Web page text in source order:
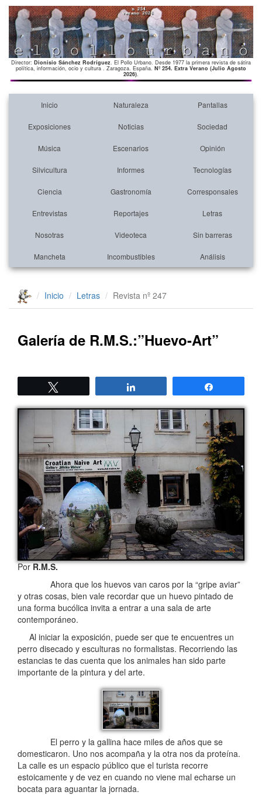
Director: Dionisio Sánchez Rodríguez. El Pollo Urbano. Desde 1977 la primera revista de sátira
política, información, ocio y cultura . Zaragoza. España. Nº 254. Extra Verano (Julio Agosto
2026).
Inicio Naturaleza Pantallas
Exposiciones Noticias Sociedad
Música Escenarios Opinión
Silvicultura Informes Tecnologías
Ciencia Gastronomía Corresponsales
Entrevistas Reportajes Letras
Nosotras Videoteca Sin barreras
Mancheta Incombustibles Análisis
Inicio Letras Revista nº 247
Galería de R.M.S.:”Huevo-Art”
PorR.M.S.
Ahora que los huevos van caros por la “gripe aviar”
y otras cosas, bien vale recordar que un huevo pintado de
una forma bucólica invita a entrar a una sala de arte
contemporáneo.
Al iniciar la exposición, puede ser que te encuentres un
perro disecado y esculturas no formalistas. Recorriendo las
estancias te das cuenta que los animales han sido parte
importante de la pintura y del arte.
El perro y la gallina hace miles de años que se
domesticaron. Uno nos acompaña y la otra nos da proteína.
La calle es un espacio público que el turista recorre
estoicamente y de vez en cuando no viene mal echarse un
bocata para aguantar la jornada.